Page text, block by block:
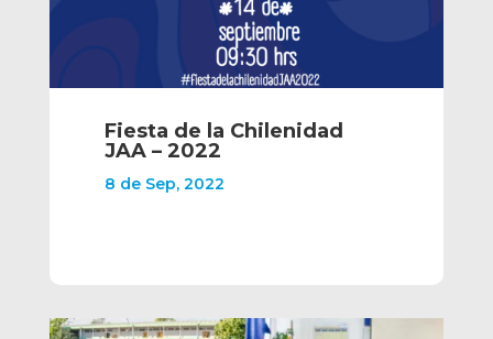
Fiesta de la Chilenidad
JAA – 2022
8 de Sep, 2022